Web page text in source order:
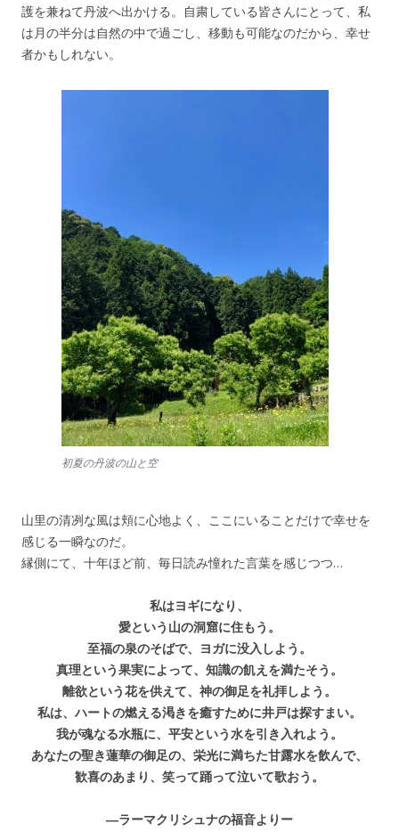
護を兼ねて丹波へ出かける。自粛している皆さんにとって、私
は月の半分は自然の中で過ごし、移動も可能なのだから、幸せ
者かもしれない。
初夏の丹波の山と空
山里の清冽な風は頬に心地よく、ここにいることだけで幸せを
感じる一瞬なのだ。
縁側にて、十年ほど前、毎日読み憧れた言葉を感じつつ…
私はヨギになり、
愛という山の洞窟に住もう。
至福の泉のそばで、ヨガに没入しよう。
真理という果実によって、知識の飢えを満たそう。
離欲という花を供えて、神の御足を礼拝しよう。
私は、ハートの燃える渇きを癒すために井戸は探すまい。
我が魂なる水瓶に、平安という水を引き入れよう。
あなたの聖き蓮華の御足の、栄光に満ちた甘露水を飲んで、
歓喜のあまり、笑って踊って泣いて歌おう。
―ラーマクリシュナの福音よりー